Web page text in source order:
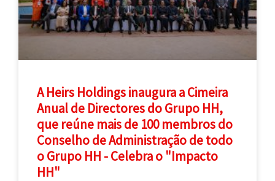
A Heirs Holdings inaugura a Cimeira
Anual de Directores do Grupo HH,
que reúne mais de 100 membros do
Conselho de Administração de todo
o Grupo HH - Celebra o "Impacto
HH"